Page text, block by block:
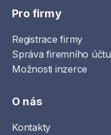
Pro firmy
Registrace firmy
Správa firemního účtu
Možnosti inzerce
O nás
Kontakty